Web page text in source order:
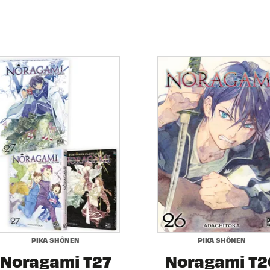
PIKA SHÔNEN
Noragami T27
PIKA SHÔNEN
Noragami